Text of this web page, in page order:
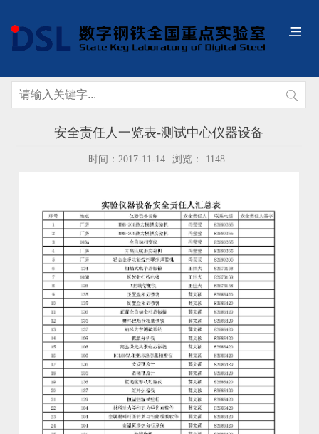
安全责任人一览表-测试中心仪器设备
时间：2017-11-14 浏览： 1148